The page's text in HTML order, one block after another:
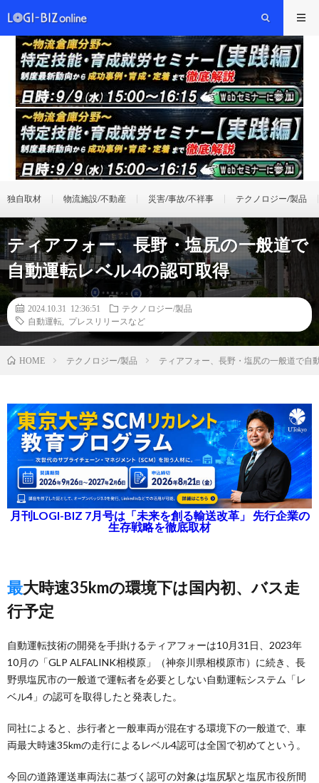
独自取材 物流施設/不動産 災害/事故/不祥事 テクノロジー/製品
ティアフォー、長野・塩尻の一般道で
自動運転レベル4の認可取得
2024.10.31 12:36:51
テクノロジー/製品
自動運転
プレスリリースなど
HOME テクノロジー/製品 ティアフォー、長野・塩尻の一般道で自
月刊LOGI-BIZ 7月号は「未来を創る輸送改革」 先行企業の
生存戦略を徹底取材
最大時速35kmの環境下は国内初、バス走
行予定
自動運転技術の開発を手掛けるティアフォーは10月31日、2023年
10月の「GLP ALFALINK相模原」（神奈川県相模原市）に続き、長
野県塩尻市の一般道で運転者を必要としない自動運転システム「レ
ベル4」の認可を取得したと発表した。
同社によると、歩行者と一般車両が混在する環境下の一般道で、車
両最大時速35kmの走行によるレベル4認可は全国で初めてという。
今回の道路運送車両法に基づく認可の対象は塩尻駅と塩尻市役所間